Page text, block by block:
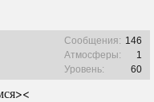
Сообщения: 146
Атмосферы:
1
Уровень:
60